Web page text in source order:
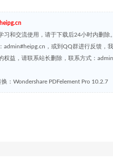
heipg.cn
习和交流使用，请于下载后24小时内删除
admin#heipg.cn，或到QQ群进行反馈，
权益，请联系站长删除，联系方式：
：Wondershare PDFelement Pro 10.2.7